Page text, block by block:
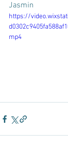
Jasmin
https://
mp4